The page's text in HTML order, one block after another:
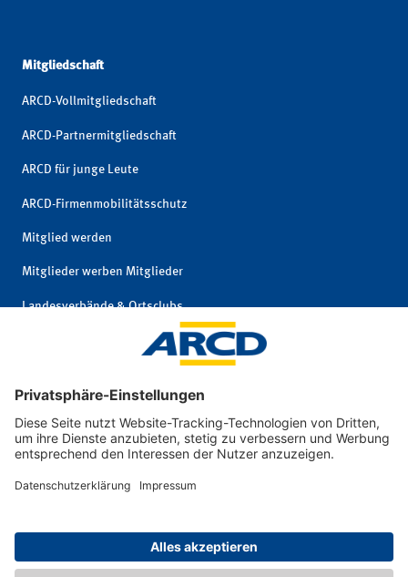
Mitgliedschaft
ARCD-Vollmitgliedschaft
ARCD-Partnermitgliedschaft
ARCD für junge Leute
ARCD-Firmenmobilitätsschutz
Mitglied werden
Mitglieder werben Mitglieder
Landesverbände & Ortsclubs
Mitgliedschaft kündigen
Impressum
© 2026 ARCD Auto-